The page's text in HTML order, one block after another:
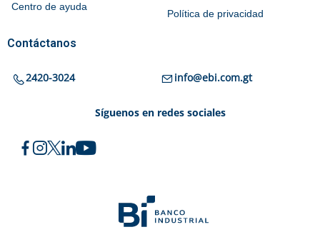
Centro de ayuda
Política de privacidad
Contáctanos
2420-3024 info@ebi.com.gt
Síguenos en redes sociales